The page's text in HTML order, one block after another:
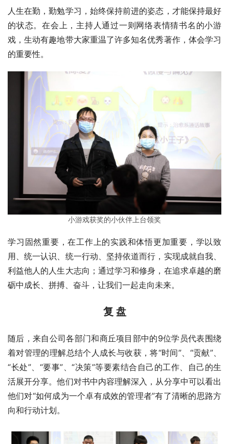
人生在勤，勤勉学习，始终保持前进的姿态，才能保持最好
的状态。在会上，主持人通过一则网络表情猜书名的小游
戏，生动有趣地带大家重温了许多知名优秀著作，体会学习
的重要性。
小游戏获奖的小伙伴上台领奖
学习固然重要，在工作上的实践和体悟更加重要，学以致
用、统一认识、统一行动、坚持依道而行，实现成就自我、
利益他人的人生大志向；通过学习和修身，在追求卓越的磨
砺中成长、拼搏、奋斗，让我们一起走向未来。
复 盘
随后，来自公司各部门和商丘项目部中的9位学员代表围绕
着对管理的理解总结个人成长与收获，将“时间”、“贡献”、
“长处”、“要事”、“决策”等要素结合自己的工作、自己的生
活展开分享。他们对书中内容理解深入，从分享中可以看出
他们对“如何成为一个卓有成效的管理者”有了清晰的思路方
向和行动计划。